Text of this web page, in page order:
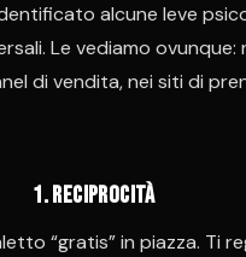
alcune leve
Le vediamo ovunque:
di vendita, nei siti di
1️. Reciprocità
“gratis” in piazza. Ti